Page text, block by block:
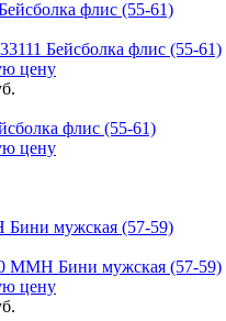
Бейсболка флис (55-61)
цену
флис (55-61)
цену
MMH Бини мужская (57-59)
цену